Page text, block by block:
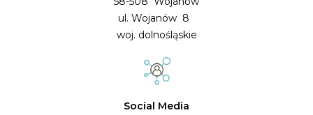
ul. Wojanów 8
woj. dolnośląskie
Social Media